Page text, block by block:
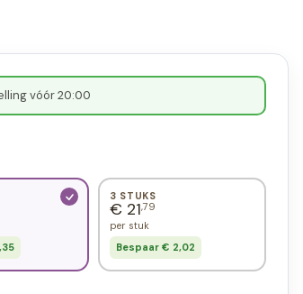
vóór 20:00
3 STUKS
€ 21,79
per stuk
Bespaar € 2,02